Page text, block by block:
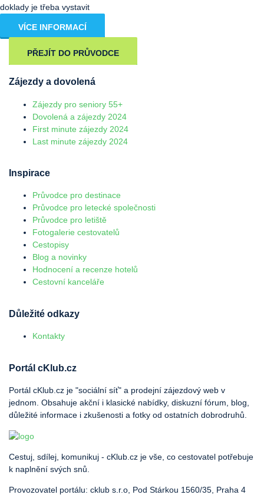
doklady je třeba vystavit
VÍCE INFORMACÍ
PŘEJÍT DO PRŮVODCE
Zájezdy a dovolená
Zájezdy pro seniory 55+
Dovolená a zájezdy 2024
First minute zájezdy 2024
Last minute zájezdy 2024
Inspirace
Průvodce pro destinace
Průvodce pro letecké společnosti
Průvodce pro letiště
Fotogalerie cestovatelů
Cestopisy
Blog a novinky
Hodnocení a recenze hotelů
Cestovní kanceláře
Důležité odkazy
Kontakty
Portál cKlub.cz
Portál cKlub.cz je "sociální síť" a prodejní zájezdový web v
jednom. Obsahuje akční i klasické nabídky, diskuzní fórum, blog,
důležité informace i zkušenosti a fotky od ostatních dobrodruhů.
Cestuj, sdílej, komunikuj - cKlub.cz je vše, co cestovatel potřebuje
k naplnění svých snů.
Provozovatel portálu: cklub s.r.o, Pod Stárkou 1560/35, Praha 4